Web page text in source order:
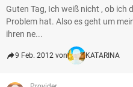
Guten Tag, Ich weiß nicht , ob ich
Problem hat. Also es geht um
ihren ne...
9 Feb. 2012 von KATARINA